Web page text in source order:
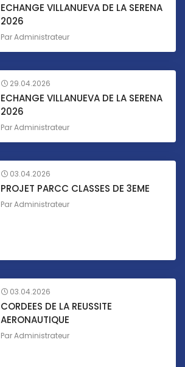
ECHANGE VILLANUEVA DE LA SERENA
2026
ParAdministrateur
29.04.2026
ECHANGE VILLANUEVA DE LA SERENA
2026
ParAdministrateur
03.04.2026
PROJET PARCC CLASSES DE 3EME
ParAdministrateur
03.04.2026
CORDEES DE LA REUSSITE
AERONAUTIQUE
ParAdministrateur